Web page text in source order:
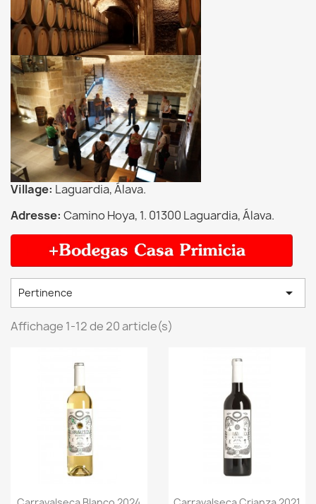
Village: Laguardia, Álava.
Adresse: Camino Hoya, 1. 01300 Laguardia, Álava.
Pertinence 
Affichage 1-12 de 20 article(s)
Aperçu rapide Aperçu rapide